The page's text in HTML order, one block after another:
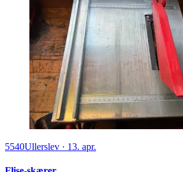
5540Ullerslev · 13. apr.